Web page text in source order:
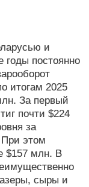
и
годы постоянно
итогам 2025
За первый
почти $224
за
При этом
$157 млн. В
сыры и